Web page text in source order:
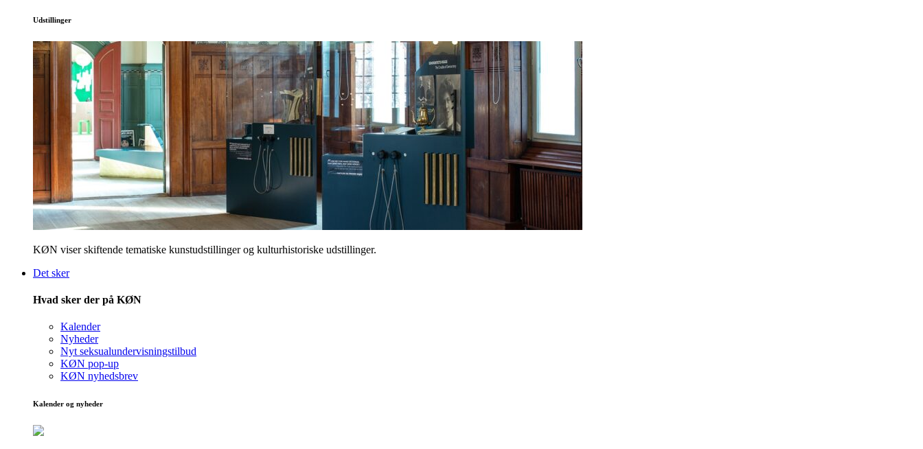
Udstillinger
KØN viser skiftende tematiske kunstudstillinger og kulturhistoriske udstillinger.
Det sker
Hvad sker der på KØN
Kalender
Nyheder
Nyt seksualundervisningstilbud
KØN pop-up
KØN nyhedsbrev
Kalender og nyheder